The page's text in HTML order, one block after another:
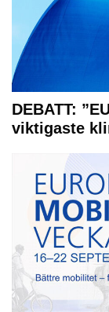
DEBATT:
viktigaste